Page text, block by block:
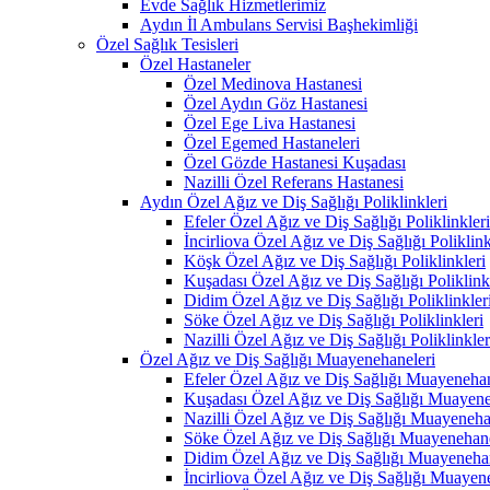
Evde Sağlık Hizmetlerimiz
Aydın İl Ambulans Servisi Başhekimliği
Özel Sağlık Tesisleri
Özel Hastaneler
Özel Medinova Hastanesi
Özel Aydın Göz Hastanesi
Özel Ege Liva Hastanesi
Özel Egemed Hastaneleri
Özel Gözde Hastanesi Kuşadası
Nazilli Özel Referans Hastanesi
Aydın Özel Ağız ve Diş Sağlığı Poliklinkleri
Efeler Özel Ağız ve Diş Sağlığı Poliklinkleri
İncirliova Özel Ağız ve Diş Sağlığı
Köşk Özel Ağız ve Diş Sağlığı Poliklinkleri
Kuşadası Özel Ağız ve Diş Sağlığı
Didim Özel Ağız ve Diş Sağlığı Poliklinkleri
Söke Özel Ağız ve Diş Sağlığı Poliklinkleri
Nazilli Özel Ağız ve Diş Sağlığı
Özel Ağız ve Diş Sağlığı Muayenehaneleri
Efeler Özel Ağız ve Diş Sağlığı
Kuşadası Özel Ağız ve Diş Sağlığı
Nazilli Özel Ağız ve Diş Sağlığı
Söke Özel Ağız ve Diş Sağlığı
Didim Özel Ağız ve Diş Sağlığı
İncirliova Özel Ağız ve Diş Sağlığı